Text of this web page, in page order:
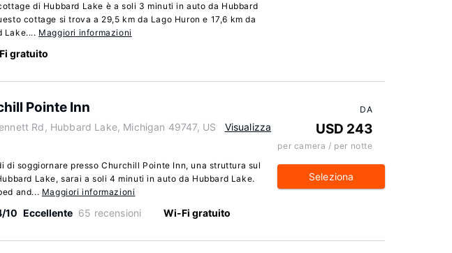
di Hubbard Lake è a soli 3 minuti in auto da Hubbard
cottage si trova a 29,5 km da Lago Huron e 17,6 km da
Lake.... Maggiori informazioni
gratuito
Pointe Inn
Rd, Hubbard Lake, Michigan 49747, US
Visualizza
di soggiornare presso Churchill Pointe Inn, una struttura sul
Lake, sarai a soli 4 minuti in auto da Hubbard Lake.
and... Maggiori informazioni
10 Eccellente 65 recensioni Wi-Fi gratuito
DA
USD 243
per camera / per notte
Seleziona